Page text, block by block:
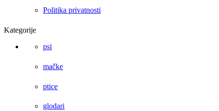
Politika privatnosti
Kategorije
psi
mačke
ptice
glodari